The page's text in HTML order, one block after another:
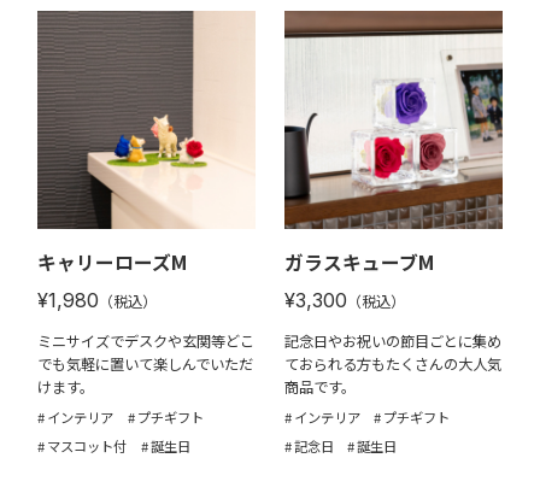
キャリーローズM
¥1,980 （税込）
ミニサイズでデスクや玄関等どこ
でも気軽に置いて楽しんでいただ
けます。
インテリア
プチギフト
マスコット付
誕生日
ガラスキューブM
¥3,300 （税込）
記念日やお祝いの節目ごとに集め
ておられる方もたくさんの大人気
商品です。
インテリア
プチギフト
記念日
誕生日